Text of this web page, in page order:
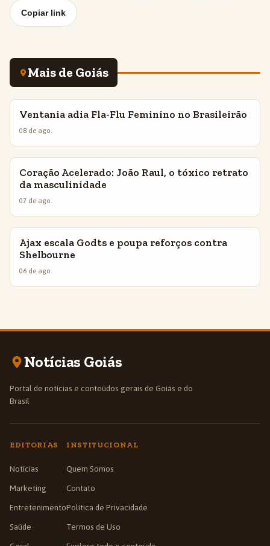
Copiar link
Mais de Goiás
INSIGHTS
Ventania adia Fla-Flu Feminino no Brasileirão
08 de ago.
INSIGHTS
Coração Acelerado: João Raul, o tóxico retrato
da masculinidade
07 de ago.
INSIGHTS
Ajax escala Godts e poupa reforços contra
Shelbourne
06 de ago.
Notícias Goiás
Portal de notícias e conteúdos gerais de Goiás e do
Brasil
EDITORIAS
Notícias
Marketing
Entretenimento
Saúde
INSTITUCIONAL
Quem Somos
Contato
Política de Privacidade
Termos de Uso